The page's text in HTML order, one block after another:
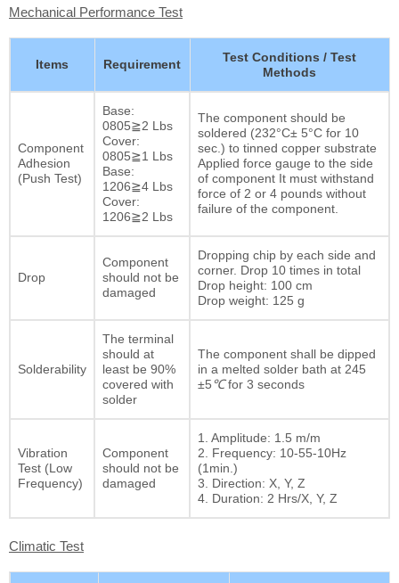
Mechanical Performance Test
Items Requirement
Test Conditions / Test
Methods
Component
Adhesion
(Push Test)
Base:
0805≧2 Lbs
Cover:
0805≧1 Lbs
Base:
1206≧4 Lbs
Cover:
1206≧2 Lbs
The component should be
soldered (232°C± 5°C for 10
sec.) to tinned copper substrate
Applied force gauge to the side
of component It must withstand
force of 2 or 4 pounds without
failure of the component.
Drop
Component
should not be
damaged
Dropping chip by each side and
corner. Drop 10 times in total
Drop height: 100 cm
Drop weight: 125 g
Solderability
The terminal
should at
least be 90%
covered with
solder
The component shall be dipped
in a melted solder bath at 245
±5℃for 3 seconds
Vibration
Test (Low
Frequency)
Component
should not be
damaged
1. Amplitude: 1.5 m/m
2. Frequency: 10-55-10Hz
(1min.)
3. Direction: X, Y, Z
4. Duration: 2 Hrs/X, Y, Z
Climatic Test